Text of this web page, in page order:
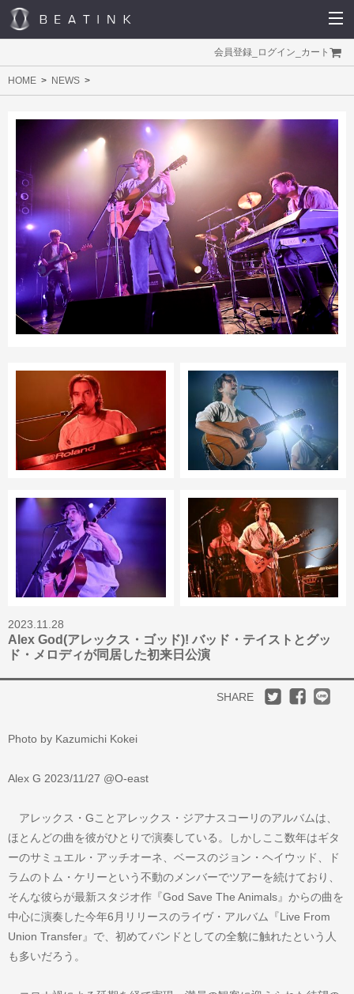
会員登録 ログイン カート
HOME NEWS
2023.11.28
Alex God(アレックス・ゴッド)! バッド・テイストとグッ
ド・メロディが同居した初来日公演
SHARE
Photo by Kazumichi Kokei
Alex G 2023/11/27 @O-east
アレックス・Gことアレックス・ジアナスコーリのアルバムは、
ほとんどの曲を彼がひとりで演奏している。しかしここ数年はギタ
ーのサミュエル・アッチオーネ、ベースのジョン・ヘイウッド、ド
ラムのトム・ケリーという不動のメンバーでツアーを続けており、
そんな彼らが最新スタジオ作『God Save The Animals』からの曲を
中心に演奏した今年6月リリースのライヴ・アルバム『Live From
Union Transfer』で、初めてバンドとしての全貌に触れたという人
も多いだろう。